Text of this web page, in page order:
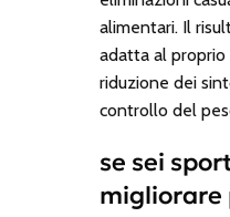
alimentari. Il
adatta al proprio
riduzione dei
controllo del
se sei
migliorare